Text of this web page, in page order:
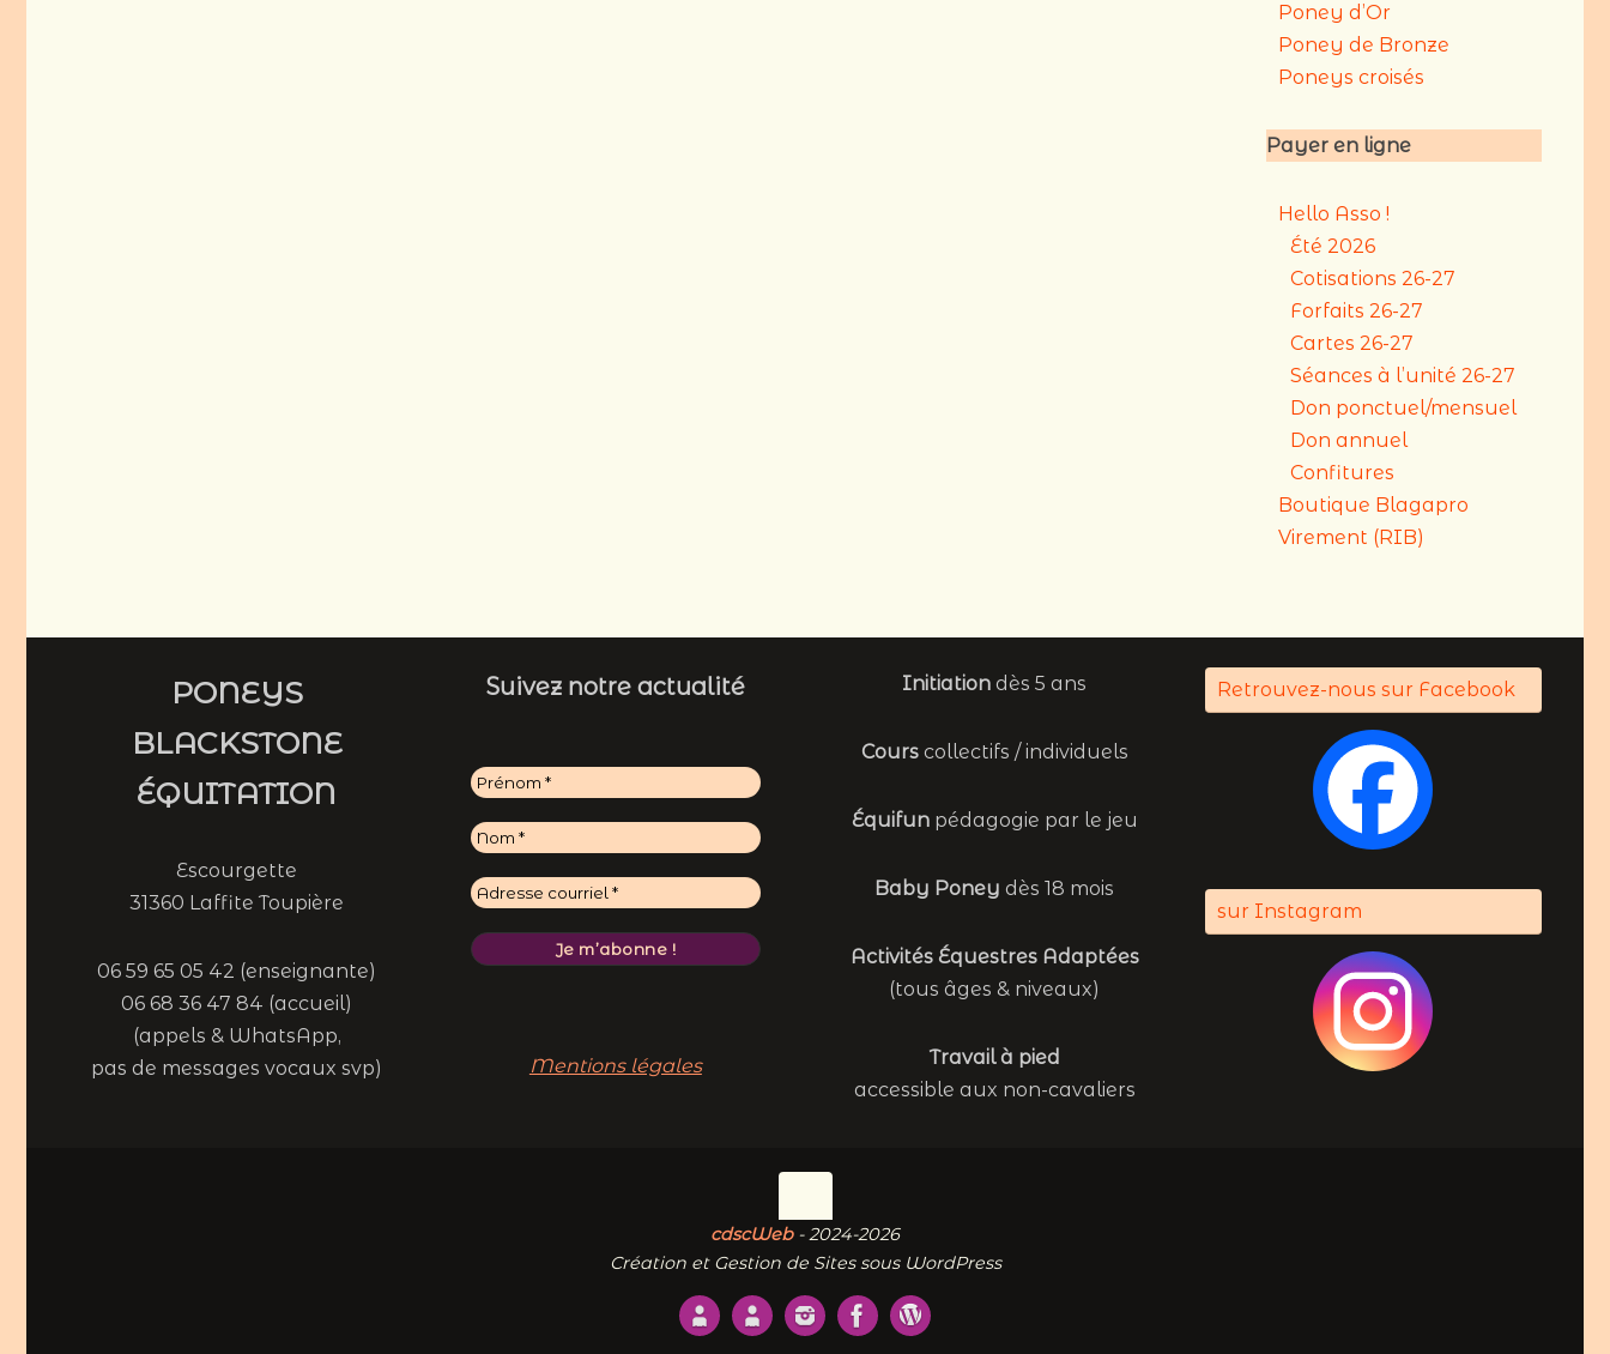
Poney d’Or
Poney de Bronze
Poneys croisés
Payer en ligne
Hello Asso !
Été 2026
Cotisations 26-27
Forfaits 26-27
Cartes 26-27
Séances à l’unité 26-27
Don ponctuel/mensuel
Don annuel
Confitures
Boutique Blagapro
Virement (RIB)
PONEYS
BLACKSTONE
ÉQUITATION
Escourgette
31360 Laffite Toupière
06 59 65 05 42 (enseignante)
06 68 36 47 84 (accueil)
(appels & WhatsApp,
pas de messages vocaux svp)
Suivez notre actualité
Mentions légales
Initiation dès 5 ans
Cours collectifs / individuels
Équifunpédagogie par le jeu
Baby Poney dès 18 mois
Activités Équestres Adaptées
(tous âges & niveaux)
Travail à pied
accessible aux non-cavaliers
Retrouvez-nous sur Facebook
sur Instagram
cdscWeb- 2024-2026
Création et Gestion de Sites sous WordPress